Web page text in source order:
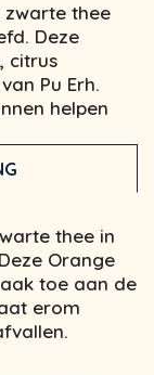
zwarte thee
Deze
citrus
Pu Erh.
helpen
thee in
Orange
toe aan de
erom